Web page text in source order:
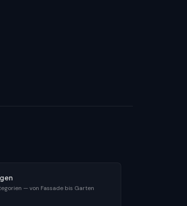
— von Fassade bis Garten